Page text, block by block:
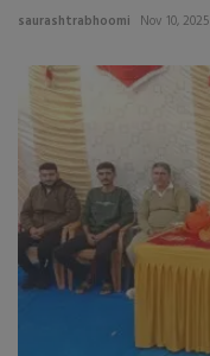
saurashtrabhoomi Nov 10, 2025